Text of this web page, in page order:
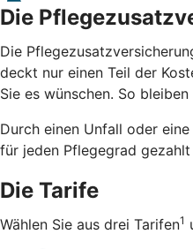
Die
Die
deckt nur einen Teil der
Sie es wünschen. So
Durch einen Unfall oder
für jeden Pflegegrad
Die Tarife
Wählen Sie aus drei Tarifen1